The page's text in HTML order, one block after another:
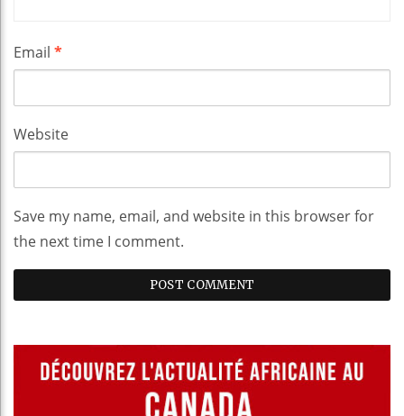
Email *
Website
Save my name, email, and website in this browser for
the next time I comment.